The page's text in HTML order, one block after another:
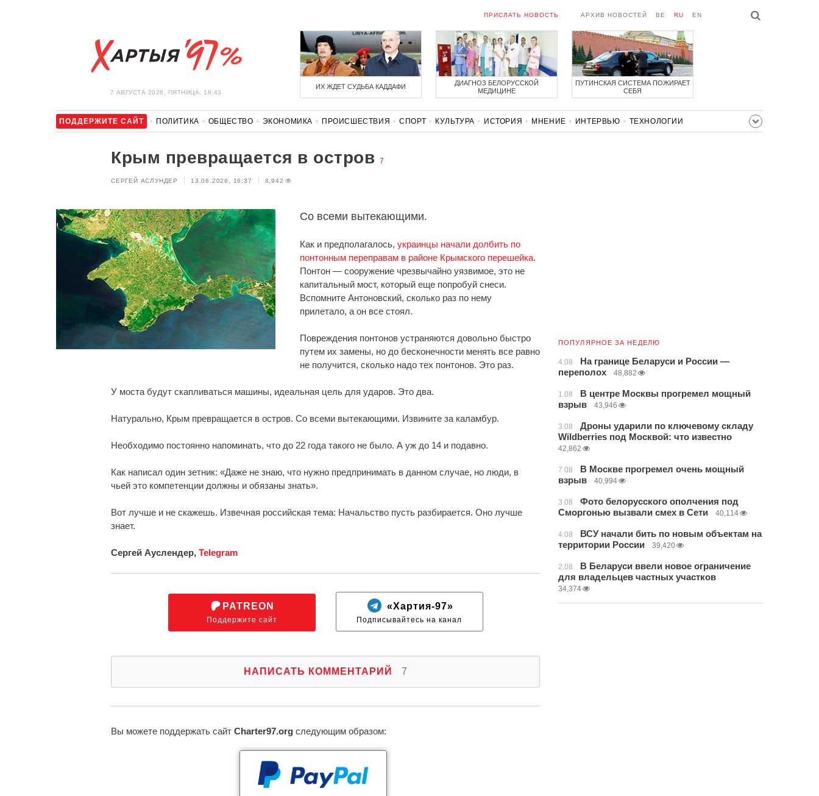
7 АВГУСТА 2026, ПЯТНИЦА, 18:43
ПРИСЛАТЬ НОВОСТЬ АРХИВ НОВОСТЕЙ BE RU EN
ИХ ЖДЕТ СУДЬБА КАДДАФИ
ДИАГНОЗ БЕЛОРУССКОЙ
МЕДИЦИНЕ
ПУТИНСКАЯ СИСТЕМА ПОЖИРАЕТ
СЕБЯ
ПОДДЕРЖИТЕ САЙТ ПОЛИТИКА ОБЩЕСТВО ЭКОНОМИКА ПРОИСШЕСТВИЯ СПОРТ КУЛЬТУРА ИСТОРИЯ МНЕНИЕ ИНТЕРВЬЮ
ТЕХНОЛОГИИ
Крым превращается в остров 7
СЕРГЕЙ АСЛУНДЕР 13.06.2026, 16:37 8,942
Со всеми вытекающими.
Как и предполагалось, украинцы начали долбить по
понтонным переправам в районе Крымского перешейка.
Понтон — сооружение чрезвычайно уязвимое, это не
капитальный мост, который еще попробуй снеси.
Вспомните Антоновский, сколько раз по нему
прилетало, а он все стоял.
Повреждения понтонов устраняются довольно быстро
путем их замены, но до бесконечности менять все равно
не получится, сколько надо тех понтонов. Это раз.
У моста будут скапливаться машины, идеальная цель для ударов. Это два.
Натурально, Крым превращается в остров. Со всеми вытекающими. Извините за каламбур.
Необходимо постоянно напоминать, что до 22 года такого не было. А уж до 14 и подавно.
Как написал один зетник: «Даже не знаю, что нужно предпринимать в данном случае, но люди, в
чьей это компетенции должны и обязаны знать».
Вот лучше и не скажешь. Извечная российская тема: Начальство пусть разбирается. Оно лучше
знает.
Сергей Ауслендер, Telegram
PATREON
Поддержите сайт
«Хартия-97»
Подписывайтесь на канал
НАПИСАТЬ КОММЕНТАРИЙ 7
Вы можете поддержать сайт Charter97.org следующим образом:
ПОПУЛЯРНОЕ ЗА НЕДЕЛЮ
4.08
На границе Беларуси и России —
переполох
48,882
1.08
В центре Москвы прогремел мощный
взрыв
43,946
3.08
Дроны ударили по ключевому складу
Wildberries под Москвой: что известно
42,862
7.08
В Москве прогремел очень мощный
взрыв
40,994
3.08
Фото белорусского ополчения под
Сморгонью вызвали смех в Сети
40,114
4.08
ВСУ начали бить по новым объектам на
территории России
39,420
2.08
В Беларуси ввели новое ограничение
для владельцев частных участков
34,374